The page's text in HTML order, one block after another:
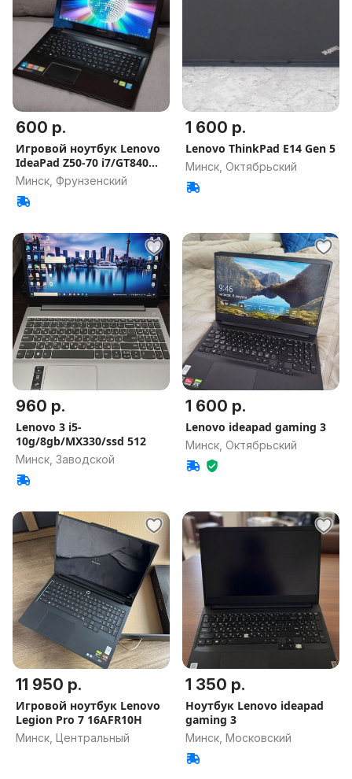
600 р.
Игровой ноутбук Lenovo
IdeaPad Z50-70 i7/GT840
4Gb
Минск, Фрунзенский
1 600 р.
Lenovo ThinkPad E14 Gen 5
Минск, Октябрьский
960 р.
Lenovo 3 i5-
10g/8gb/MX330/ssd 512
Минск, Заводской
1 600 р.
Lenovo ideapad gaming 3
Минск, Октябрьский
11 950 р.
Игровой ноутбук Lenovo
Legion Pro 7 16AFR10H
Минск, Центральный
1 350 р.
Ноутбук Lenovo ideapad
gaming 3
Минск, Московский